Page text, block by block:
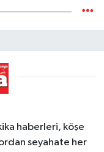
haberleri, köşe
seyahate her